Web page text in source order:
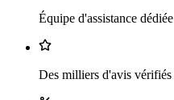
Équipe d'assistance dédiée
Des milliers d'avis vérifiés